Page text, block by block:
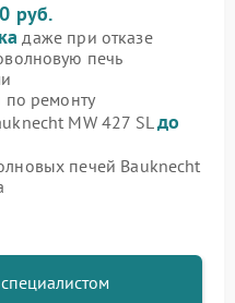
руб.
даже при отказе
печь
по ремонту
MW 427 SLдо
печей Bauknecht